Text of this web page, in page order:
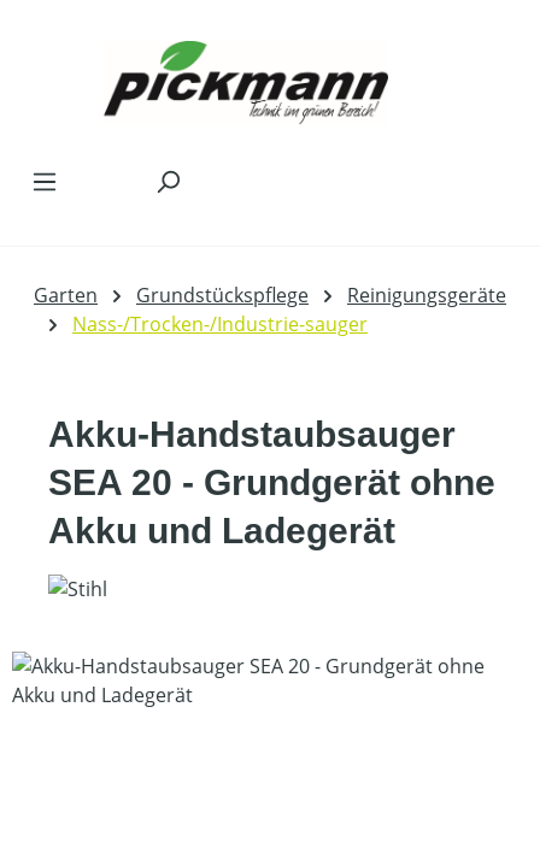
Garten Grundstückspflege
Reinigungsgeräte
Nass-/Trocken-/Industrie-sauger
Akku-Handstaubsauger
SEA 20 - Grundgerät ohne
Akku und Ladegerät
Bildergalerie überspringen